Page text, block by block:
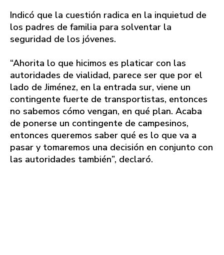
Indicó que la cuestión radica en la inquietud de
los padres de familia para solventar la
seguridad de los jóvenes.
“Ahorita lo que hicimos es platicar con las
autoridades de vialidad, parece ser que por el
lado de Jiménez, en la entrada sur, viene un
contingente fuerte de transportistas, entonces
no sabemos cómo vengan, en qué plan. Acaba
de ponerse un contingente de campesinos,
entonces queremos saber qué es lo que va a
pasar y tomaremos una decisión en conjunto con
las autoridades también”, declaró.